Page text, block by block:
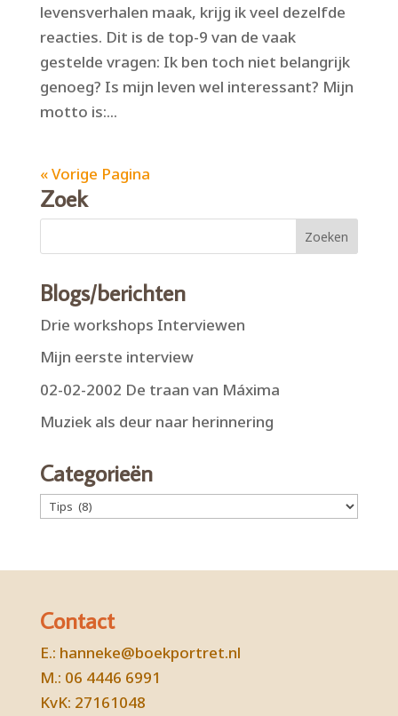
levensverhalen maak, krijg ik veel dezelfde
reacties. Dit is de top-9 van de vaak
gestelde vragen: Ik ben toch niet belangrijk
genoeg? Is mijn leven wel interessant? Mijn
motto is:...
« Vorige Pagina
Zoek
Blogs/berichten
Drie workshops Interviewen
Mijn eerste interview
02-02-2002 De traan van Máxima
Muziek als deur naar herinnering
Categorieën
Categorieën
Contact
E.: hanneke@boekportret.nl
M.: 06 4446 6991
KvK: 27161048